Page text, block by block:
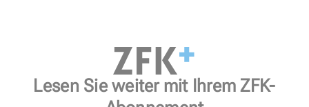
Lesen Sie weiter mit Ihrem ZFK-